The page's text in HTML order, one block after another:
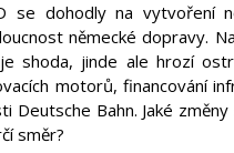
se dohodly na vytvoření
německé dopravy.
shoda, jinde ale hrozí
motorů, financování
Deutsche Bahn. Jaké
směr?